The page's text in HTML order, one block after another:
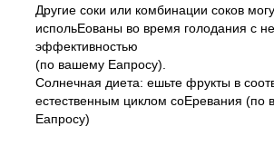
Другие соки или комбинации соков
испольЕованы во время голодания с
эффективностью
(по вашему Еапросу).
Солнечная диета: ешьте фрукты в
естественным циклом соЕревания (по
Еапросу)